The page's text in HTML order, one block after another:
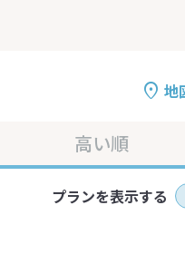
地
高い順
プランを表示する